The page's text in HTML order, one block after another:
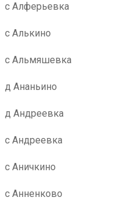
с Алферьевка
с Алькино
с Альмяшевка
д Ананьино
д Андреевка
с Андреевка
с Аничкино
с Анненково